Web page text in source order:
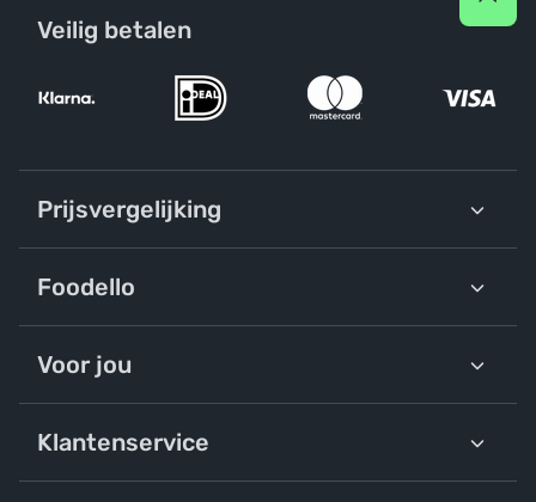
Veilig betalen
Prijsvergelijking
Foodello
Voor jou
Klantenservice